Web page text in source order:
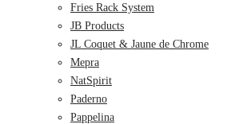
Fries Rack System
JB Products
JL Coquet & Jaune de Chrome
Mepra
NatSpirit
Paderno
Pappelina